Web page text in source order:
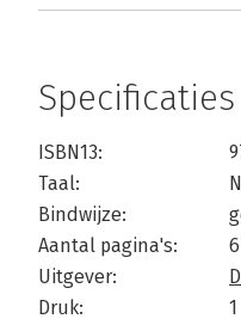
Specificaties
ISBN13:
Taal:
Bindwijze:
Aantal pagina's:
Uitgever:
Druk:
1